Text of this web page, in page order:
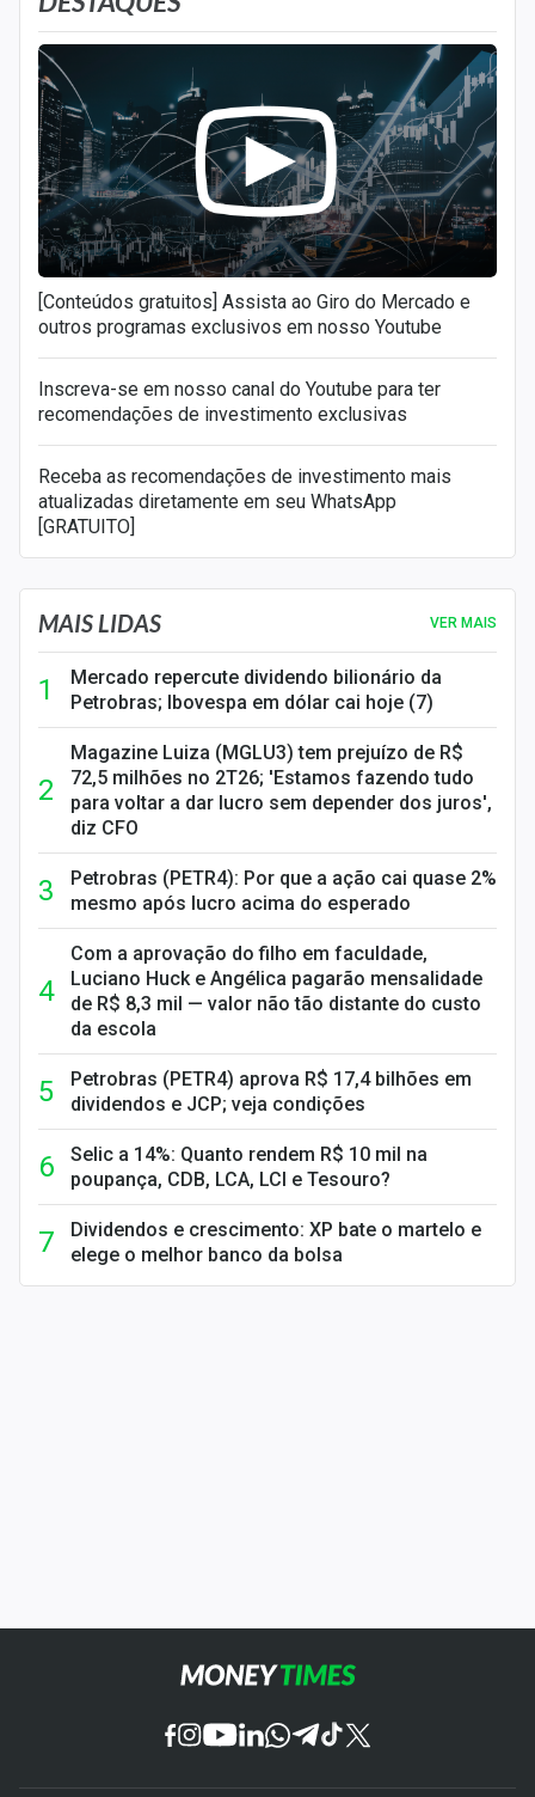
[Conteúdos gratuitos] Assista ao Giro do Mercado e
outros programas exclusivos em nosso Youtube
Inscreva-se em nosso canal do Youtube para ter
recomendações de investimento exclusivas
Receba as recomendações de investimento mais
atualizadas diretamente em seu WhatsApp
[GRATUITO]
MAIS LIDAS VER MAIS
Mercado repercute dividendo bilionário da
Petrobras; Ibovespa em dólar cai hoje (7)
Magazine Luiza (MGLU3) tem prejuízo de R$
72,5 milhões no 2T26; 'Estamos fazendo tudo
para voltar a dar lucro sem depender dos juros',
diz CFO
Petrobras (PETR4): Por que a ação cai quase 2%
mesmo após lucro acima do esperado
Com a aprovação do filho em faculdade,
Luciano Huck e Angélica pagarão mensalidade
de R$ 8,3 mil — valor não tão distante do custo
da escola
Petrobras (PETR4) aprova R$ 17,4 bilhões em
dividendos e JCP; veja condições
Selic a 14%: Quanto rendem R$ 10 mil na
poupança, CDB, LCA, LCI e Tesouro?
Dividendos e crescimento: XP bate o martelo e
elege o melhor banco da bolsa